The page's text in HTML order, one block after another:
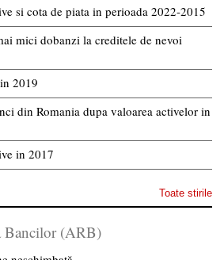
si cota de piata in perioada 2022-2015
mici dobanzi la creditele de nevoi
2019
din Romania dupa valoarea activelor in
in 2017
Toate stirile
Bancilor (ARB)